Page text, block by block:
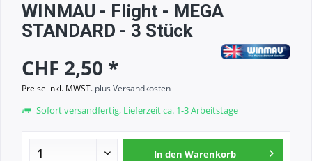
WINMAU - Flight - MEGA
STANDARD - 3 Stück
CHF 2,50 *
Preise inkl. MWST. plus Versandkosten
Sofort versandfertig, Lieferzeit ca. 1-3 Arbeitstage
In den Warenkorb